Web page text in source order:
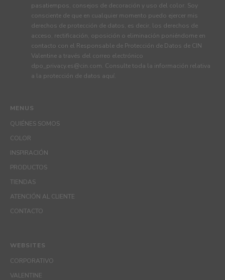
MENUS
QUIÉNES SOMOS
COLOR
INSPIRACIÓN
PRODUCTOS
TIENDAS
ATENCIÓN AL CLIENTE
CONTACTO
pasatiempos, consejos de decoración y uso del color. Soy
consciente de que en cualquier momento puedo ejercer mis
derechos de protección de datos, es decir, los derechos de
acceso, rectificación, oposición o eliminación poniéndome en
contacto con el Responsable de Protección de Datos de CIN
Valentine a través del correo electrónico
dpo_privacy.es@cin.com. Consulte toda la información relativa
a la protección de datos aquí.
WEBSITES
CORPORATIVO
VALENTINE